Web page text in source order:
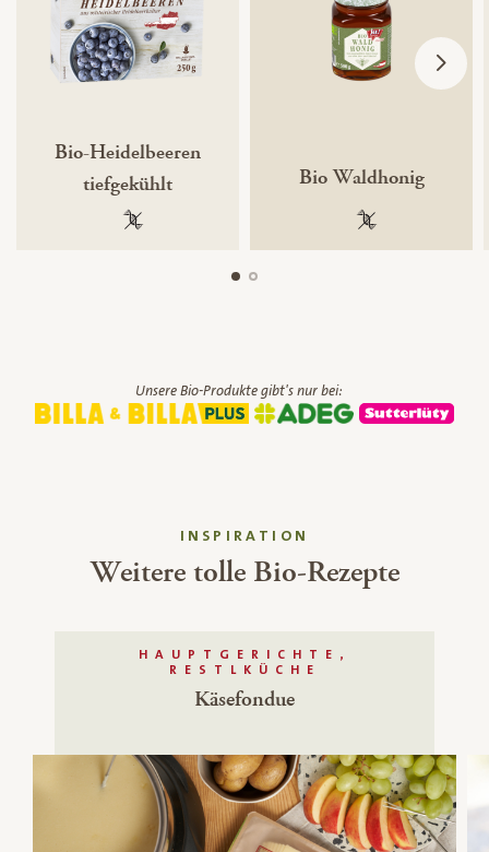
Bio-Heidelbeeren
tiefgekühlt
100 % gentechnikfrei
Bio Waldhonig
100 %
Unsere Bio-Produkte gibt's nur bei:
INSPIRATION
Weitere tolle Bio-Rezepte
HAUPTGERICHTE,
RESTLKÜCHE
Käsefondue